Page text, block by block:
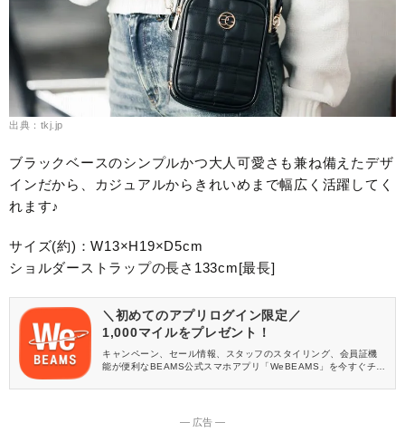
出典：tkj.jp
ブラックベースのシンプルかつ大人可愛さも兼ね備えたデザ
インだから、カジュアルからきれいめまで幅広く活躍してく
れます♪
サイズ(約)：W13×H19×D5cm
ショルダーストラップの長さ133cm[最長]
＼初めてのアプリログイン限定／
1,000マイルをプレゼント！
キャンペーン、セール情報、スタッフのスタイリング、会員証機
能が便利なBEAMS公式スマホアプリ「WeBEAMS」を今すぐチェ
― 広告 ―